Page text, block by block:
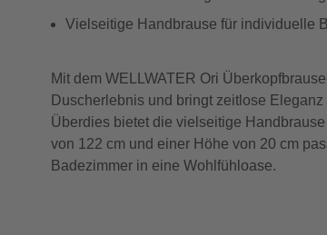
Vielseitige Handbrause für individuelle
Mit dem WELLWATER Ori
Duscherlebnis und bringt zeitlose
Überdies bietet die vielseitige
von 122 cm und einer Höhe von 20 cm
Badezimmer in eine Wohlfühloase.